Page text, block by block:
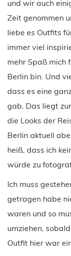
und wir auch
Zeit genommen
liebe es Outfits
immer viel
mehr Spaß mich
Berlin bin. Und
dass es eine
gab. Das liegt
die Looks der
Berlin aktuell
heiß, dass ich
würde zu
Ich muss
getragen habe
waren und so
umziehen,
Outfit hier war